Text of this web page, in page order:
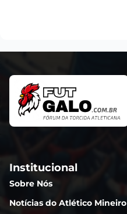
Institucional
Sobre Nós
Notícias do Atlético Mineiro